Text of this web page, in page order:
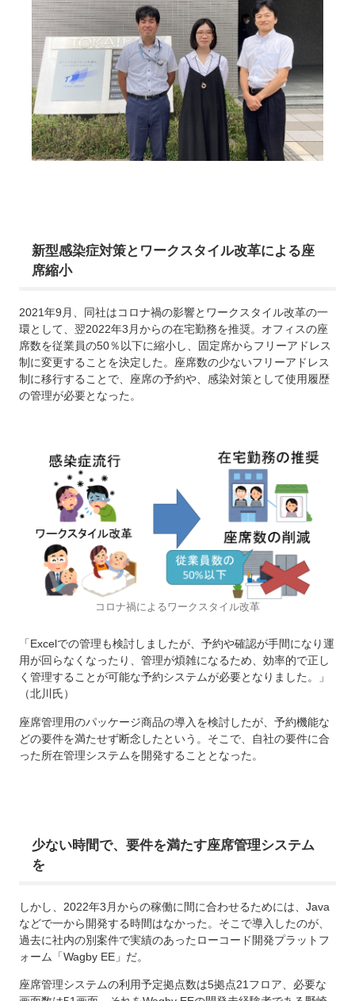
新型感染症対策とワークスタイル改革による座
席縮小
2021年9月、同社はコロナ禍の影響とワークスタイル改革の一
環として、翌2022年3月からの在宅勤務を推奨。オフィスの座
席数を従業員の50％以下に縮小し、固定席からフリーアドレス
制に変更することを決定した。座席数の少ないフリーアドレス
制に移行することで、座席の予約や、感染対策として使用履歴
の管理が必要となった。
コロナ禍によるワークスタイル改革
「Excelでの管理も検討しましたが、予約や確認が手間になり運
用が回らなくなったり、管理が煩雑になるため、効率的で正し
く管理することが可能な予約システムが必要となりました。」
（北川氏）
座席管理用のパッケージ商品の導入を検討したが、予約機能な
どの要件を満たせず断念したという。そこで、自社の要件に合
った所在管理システムを開発することとなった。
少ない時間で、要件を満たす座席管理システム
を
しかし、2022年3月からの稼働に間に合わせるためには、Java
などで一から開発する時間はなかった。そこで導入したのが、
過去に社内の別案件で実績のあったローコード開発プラットフ
ォーム「Wagby EE」だ。
座席管理システムの利用予定拠点数は5拠点21フロア、必要な